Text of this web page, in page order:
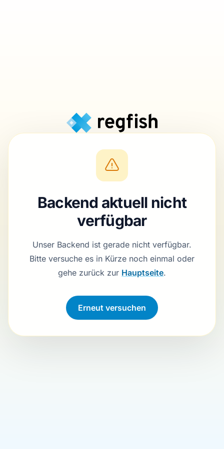
Backend aktuell nicht
verfügbar
Unser Backend ist gerade nicht verfügbar.
Bitte versuche es in Kürze noch einmal oder
gehe zurück zur Hauptseite.
Erneut versuchen